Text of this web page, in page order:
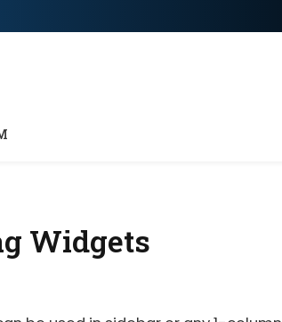
Widgets